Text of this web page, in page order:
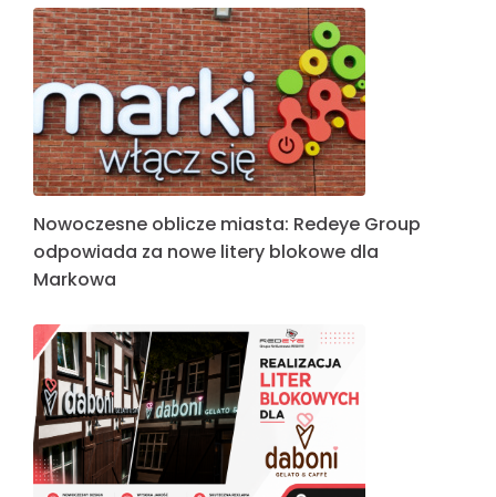
Nowoczesne oblicze miasta: Redeye Group
odpowiada za nowe litery blokowe dla
Markowa